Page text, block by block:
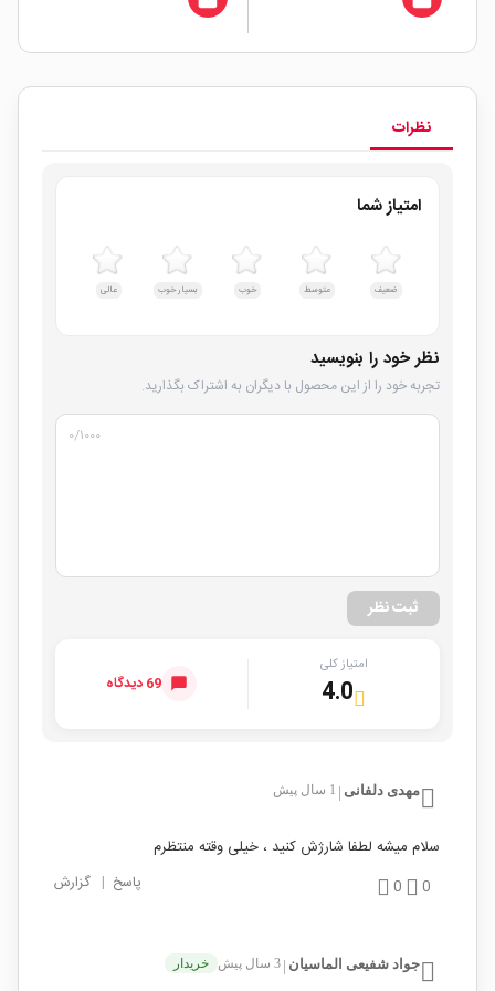
نظرات
امتیاز شما
ضعیف متوسط خوب بسیار خوب عالی
نظر خود را بنویسید
تجربه خود را از این محصول با دیگران به اشتراک بگذارید.
۰/۱۰۰۰
ثبت نظر
امتیاز کلی
4.0 69 دیدگاه
مهدی دلفانی 1 سال پیش
سلام میشه لطفا شارژش کنید ، خیلی وقته منتظرم
0
0 پاسخ | گزارش
جواد شفیعی الماسیان 3 سال پیش خریدار